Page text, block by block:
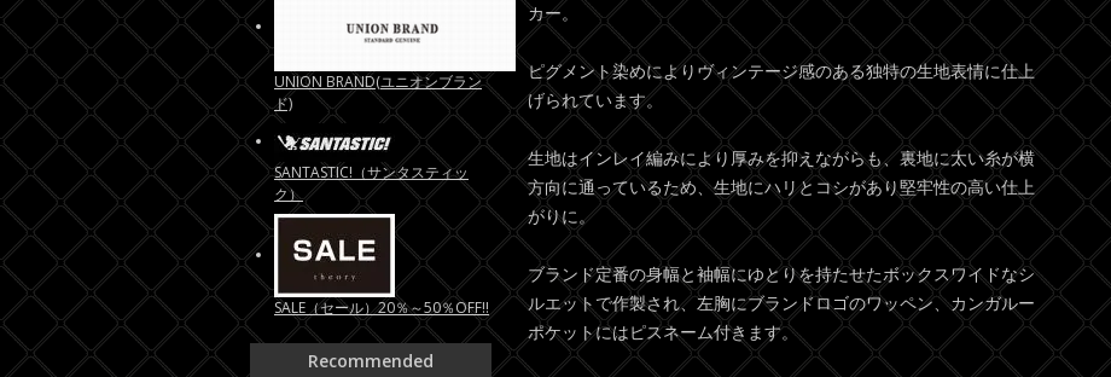
カー。
ピグメント染めによりヴィンテージ感のある独特の生地表情に仕上
げられています。
生地はインレイ編みにより厚みを抑えながらも、裏地に太い糸が横
方向に通っているため、生地にハリとコシがあり堅牢性の高い仕上
がりに。
ブランド定番の身幅と袖幅にゆとりを持たせたボックスワイドなシ
ルエットで作製され、左胸にブランドロゴのワッペン、カンガルー
ポケットにはピスネーム付きます。
UNION BRAND(ユニオンブラン
ド)
SANTASTIC!（サンタスティッ
ク）
SALE（セール）20％～50％OFF!!
Recommended